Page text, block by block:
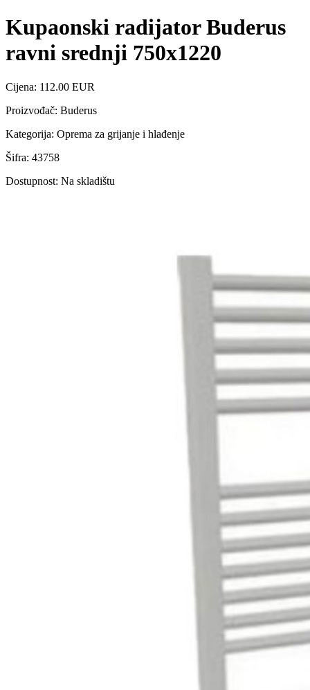
Kupaonski radijator Buderus
ravni srednji 750x1220
Cijena: 112.00 EUR
Proizvođač: Buderus
Kategorija: Oprema za grijanje i hlađenje
Šifra: 43758
Dostupnost: Na skladištu